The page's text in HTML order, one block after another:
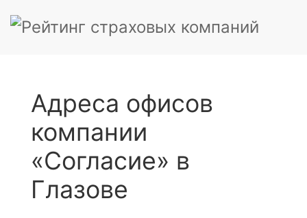
Адреса офисов
компании
«Согласие» в
Глазове